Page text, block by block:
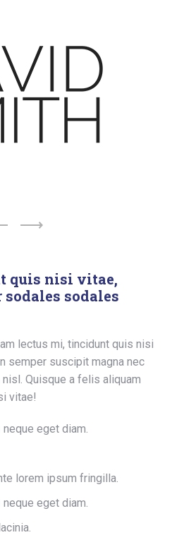
quis nisi vitae,
sodales
lectus mi, tincidunt quis nisi
semper suscipit magna nec
Quisque a felis aliquam
vitae!
eget diam.
lorem ipsum fringilla.
eget diam.